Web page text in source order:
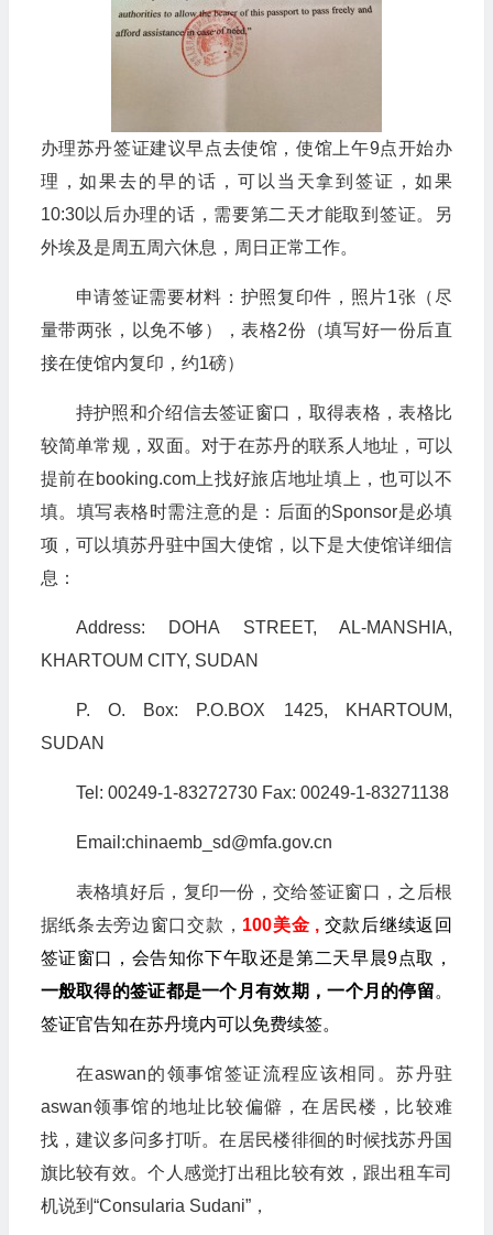
办理苏丹签证建议早点去使馆，使馆上午9点开始办
理，如果去的早的话，可以当天拿到签证，如果
10:30以后办理的话，需要第二天才能取到签证。另
外埃及是周五周六休息，周日正常工作。
申请签证需要材料：护照复印件，照片1张（尽
量带两张，以免不够），表格2份（填写好一份后直
接在使馆内复印，约1磅）
持护照和介绍信去签证窗口，取得表格，表格比
较简单常规，双面。对于在苏丹的联系人地址，可以
提前在booking.com上找好旅店地址填上，也可以不
填。填写表格时需注意的是：后面的Sponsor是必填
项，可以填苏丹驻中国大使馆，以下是大使馆详细信
息：
Address: DOHA STREET, AL-MANSHIA,
KHARTOUM CITY, SUDAN
P. O. Box: P.O.BOX 1425, KHARTOUM,
SUDAN
Tel: 00249-1-83272730 Fax: 00249-1-83271138
Email:chinaemb_sd@mfa.gov.cn
表格填好后，复印一份，交给签证窗口，之后根
据纸条去旁边窗口交款， 100美金 , 交款后继续返回
签证窗口，会告知你下午取还是第二天早晨9点取，
一般取得的签证都是一个月有效期，一个月的停留。
签证官告知在苏丹境内可以免费续签。
在aswan的领事馆签证流程应该相同。苏丹驻
aswan领事馆的地址比较偏僻，在居民楼，比较难
找，建议多问多打听。在居民楼徘徊的时候找苏丹国
旗比较有效。个人感觉打出租比较有效，跟出租车司
机说到“Consularia Sudani”，